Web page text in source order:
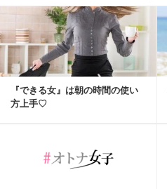
『できる女』は朝の時間の使い
方上手♡